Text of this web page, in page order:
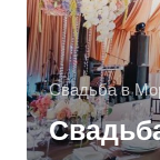
Свадьба в